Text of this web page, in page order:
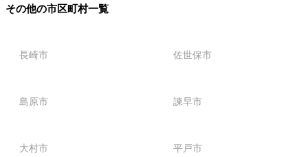
その他の市区町村一覧
長崎市 佐世保市
島原市 諫早市
大村市 平戸市